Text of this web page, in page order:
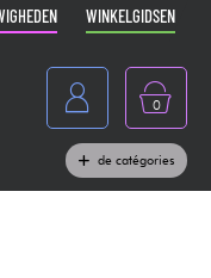
WINKELGIDSEN
0
de catégories